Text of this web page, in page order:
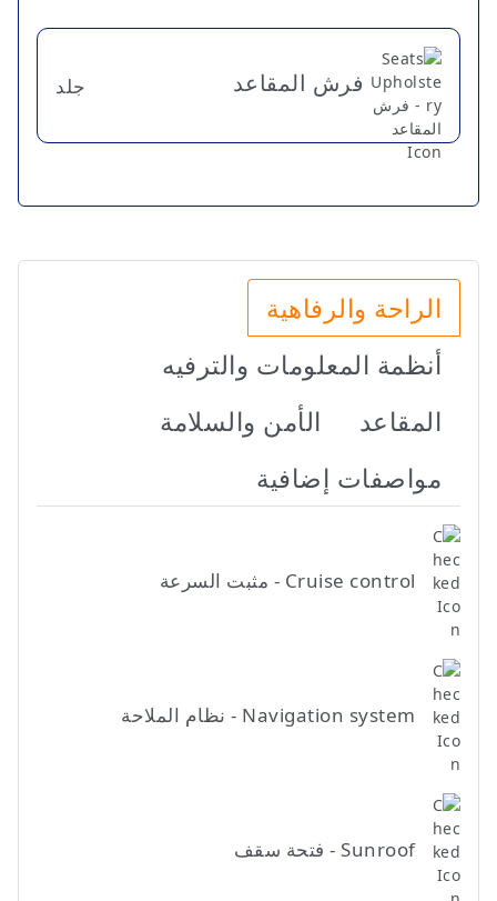
فرش المقاعد جلد
الراحة والرفاهية
أنظمة المعلومات والترفيه
المقاعد
الأمن والسلامة
مواصفات إضافية
Cruise control - مثبت السرعة
Navigation system - نظام الملاحة
Sunroof - فتحة سقف